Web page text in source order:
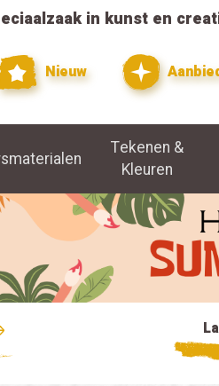
in kunst en
Nieuw
Tekenen &
Kleuren